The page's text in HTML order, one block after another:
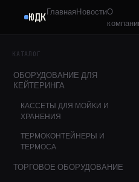
ЮДКГлавнаяНовостиО
КАТАЛОГ
ОБОРУДОВАНИЕ ДЛЯ
КЕЙТЕРИНГА
КАССЕТЫ ДЛЯ МОЙКИ И
ХРАНЕНИЯ
ТЕРМОКОНТЕЙНЕРЫ И
ТЕРМОСА
ТОРГОВОЕ ОБОРУДОВАНИЕ